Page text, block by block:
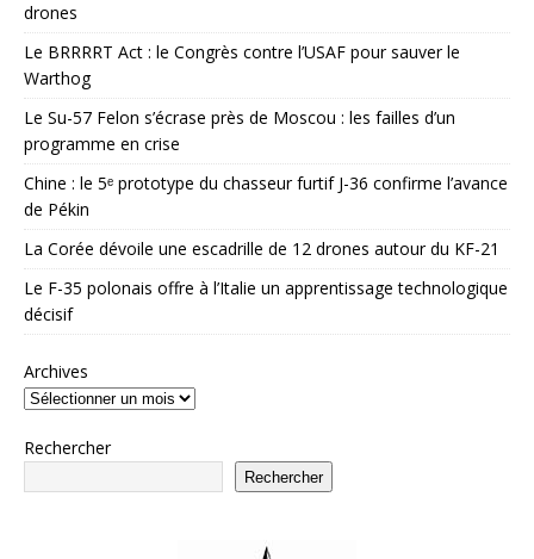
drones
Le BRRRRT Act : le Congrès contre l’USAF pour sauver le
Warthog
Le Su-57 Felon s’écrase près de Moscou : les failles d’un
programme en crise
Chine : le 5ᵉ prototype du chasseur furtif J-36 confirme l’avance
de Pékin
La Corée dévoile une escadrille de 12 drones autour du KF-21
Le F-35 polonais offre à l’Italie un apprentissage technologique
décisif
Archives
Rechercher
Rechercher